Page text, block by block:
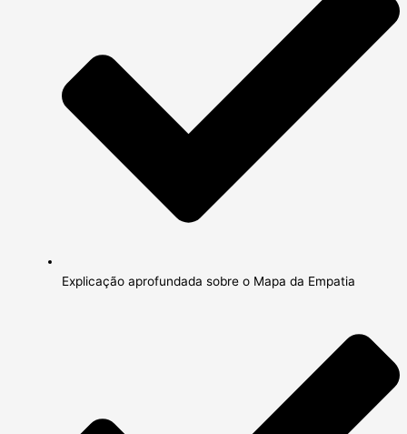
Explicação aprofundada sobre o Mapa da Empatia